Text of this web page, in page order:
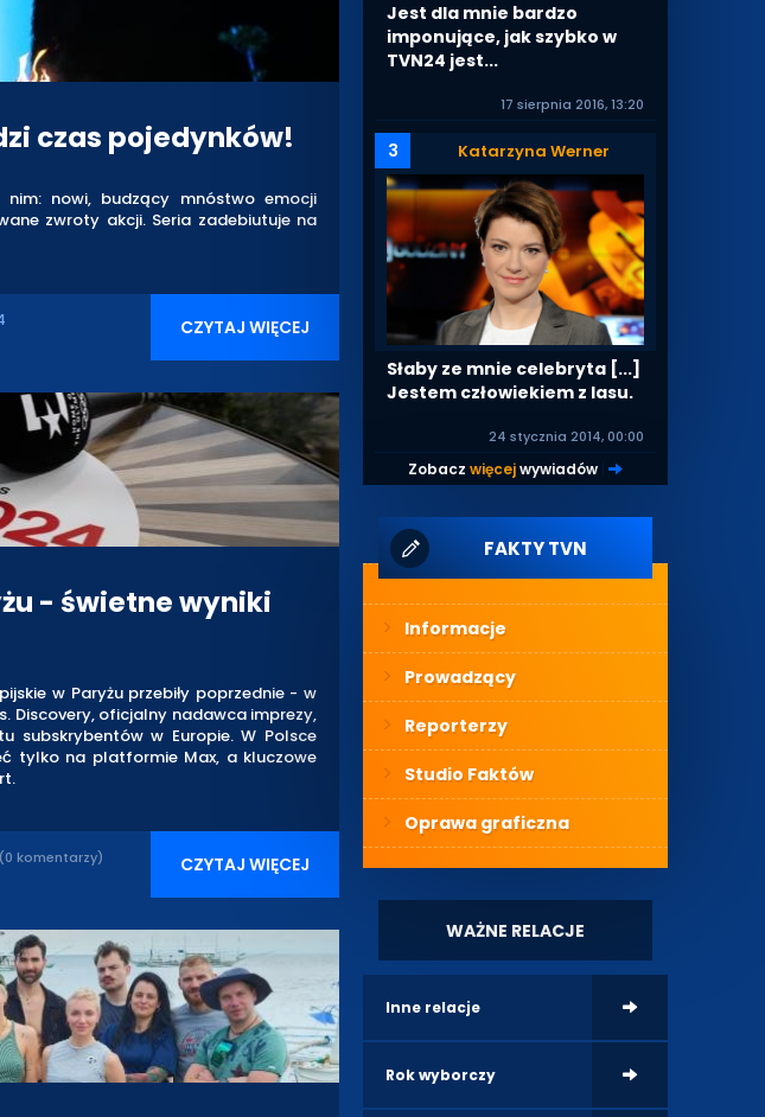
czas pojedynków!
nowi, budzący mnóstwo emocji
zwroty akcji. Seria zadebiutuje na
CZYTAJ WIĘCEJ
- świetne wyniki
w Paryżu przebiły poprzednie - w
Discovery, oficjalny nadawca imprezy,
subskrybentów w Europie. W Polsce
tylko na platformie Max, a kluczowe
(0 komentarzy) CZYTAJ WIĘCEJ
Jest dla mnie bardzo
imponujące, jak szybko w
TVN24 jest...
17 sierpnia 2016, 13:20
3 Katarzyna Werner
Słaby ze mnie celebryta [...]
Jestem człowiekiem z lasu.
24 stycznia 2014, 00:00
Zobaczwięcejwywiadów |
FAKTY TVN
Informacje
Prowadzący
Reporterzy
Studio Faktów
Oprawa graficzna
WAŻNE RELACJE
Inne relacje
Rok wyborczy